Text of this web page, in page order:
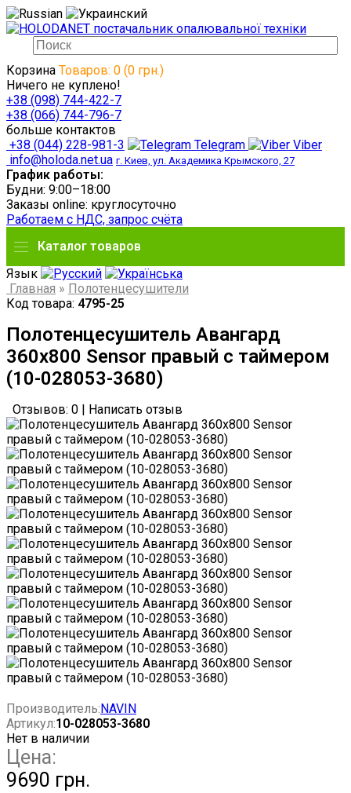
Корзина Товаров: 0 (0 грн.)
Ничего не куплено!
+38 (098) 744-422-7
+38 (066) 744-796-7
больше контактов
+38 (044) 228-981-3
Telegram
Viber
info@holoda.net.ua г. Киев, ул. Академика Крымского, 27
График работы:
Будни: 9:00–18:00
Заказы online: круглосуточно
Работаем с НДС, запрос счёта
Каталог товаров
Язык
Главная » Полотенцесушители
Код товара: 4795-25
Полотенцесушитель Авангард
360х800 Sensor правый с таймером
(10-028053-3680)
Отзывов: 0 Написать отзыв
Производитель: NAVIN
Артикул:10-028053-3680
Нет в наличии
Цена:
9690 грн.